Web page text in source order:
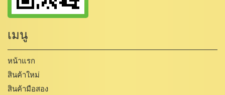
เมนู
หน้าแรก
สินค้าใหม่
สินค้ามือสอง